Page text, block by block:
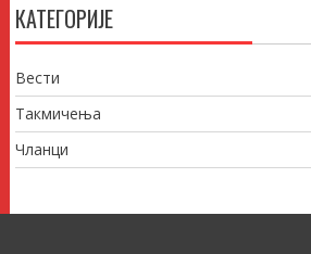
КАТЕГОРИЈЕ
Вести
Такмичења
Чланци